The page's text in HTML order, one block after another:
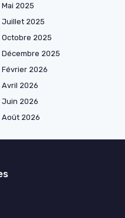
Mai 2025
Juillet 2025
Octobre 2025
Décembre 2025
Février 2026
Avril 2026
Juin 2026
Août 2026